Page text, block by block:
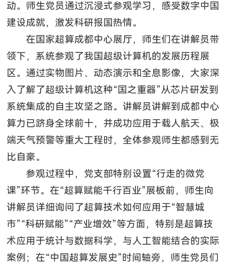
动。师生党员通过沉浸式参观学习，感受数字中国
建设成就，激发科研报国热情。
在国家超算成都中心展厅，师生们在讲解员带
领下，系统参观了我国超级计算机的发展历程展
区。通过实物图片、动态演示和全息影像，大家深
入了解了超级计算机这种“国之重器”从芯片研发到
系统集成的自主攻坚之路。讲解员讲解到成都中心
算力已跻身全球前十，并成功应用于载人航天、极
端天气预警等重大工程时，全体参观师生都感到无
比自豪。
参观过程中，党支部特别设置“行走的微党
课”环节。在“超算赋能千行百业”展板前，师生向
讲解员详细询问了超算技术如何应用于“智慧城
市”“科研赋能”“产业增效”等方面，特别是超算技
术应用于统计与数据科学，与人工智能结合的实际
案例；在“中国超算发展史”时间轴旁，师生党员们